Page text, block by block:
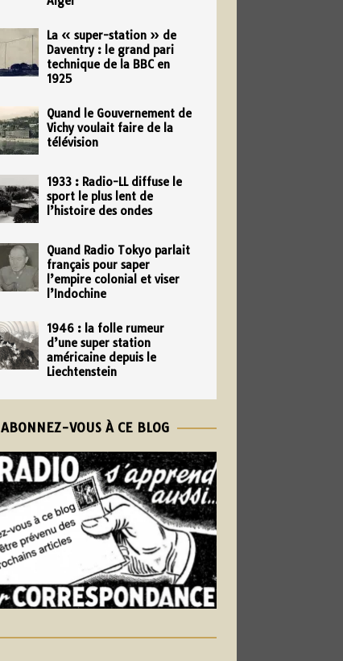
La « super-station » de
Daventry : le grand pari
technique de la BBC en
1925
Quand le Gouvernement de
Vichy voulait faire de la
télévision
1933 : Radio-LL diffuse le
sport le plus lent de
l’histoire des ondes
Quand Radio Tokyo parlait
français pour saper
l’empire colonial et viser
l’Indochine
1946 : la folle rumeur
d’une super station
américaine depuis le
Liechtenstein
ABONNEZ-VOUS À CE BLOG